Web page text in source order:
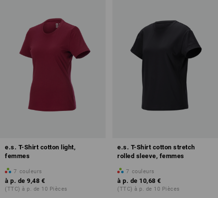
e.s. T-Shirt cotton light,
femmes
7 couleurs
à p. de 9,48 €
(TTC) à p. de 10 Pièces
e.s. T-Shirt cotton stretch
rolled sleeve, femmes
7 couleurs
à p. de 10,68 €
(TTC) à p. de 10 Pièces